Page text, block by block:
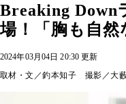
Breaking Down
場！「胸も自然
2024年03月04日 20:30 更新
取材・文／釣本知子 撮影／大